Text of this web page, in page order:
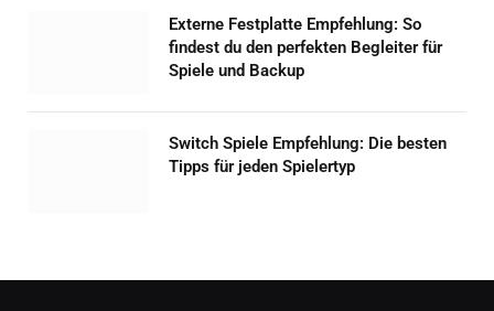
Externe Festplatte Empfehlung: So
findest du den perfekten Begleiter für
Spiele und Backup
Switch Spiele Empfehlung: Die besten
Tipps für jeden Spielertyp